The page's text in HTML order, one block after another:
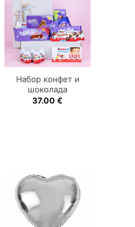
Набор конфет и
шоколада
37.00€